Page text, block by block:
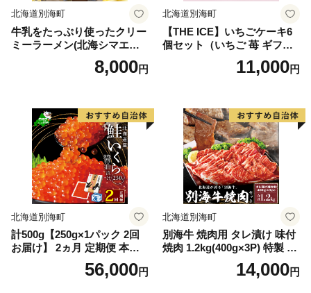
北海道別海町
牛乳をたっぷり使ったクリー
ミーラーメン(北海シマエビ
味噌×1食+野付湾ホタテ塩×
１食 (合計2食セット))8,000円
北海道別海町
【THE ICE】いちごケーキ6
個セット（いちご 苺 ギフト
ふるさと納税 高評価 アイス I
CE 生乳 別海町産 北海道 ア
イーツ 大人気 ケーキ ふるさ
と納税 ジェラート）
11,000円
北海道別海町
計500g【250g×1パック 2回
お届け】 2ヵ月 定期便 本場
「北海道」 いくら 醤油漬け
【NKM02NQ13】（野付漁業
56,000円
北海道別海町
別海牛 焼肉用 タレ漬け 味付
焼肉 1.2kg(400g×3P) 特製 焼
肉用つけだれつき【北海道
別海町産】【FF000FA01】
14,000円